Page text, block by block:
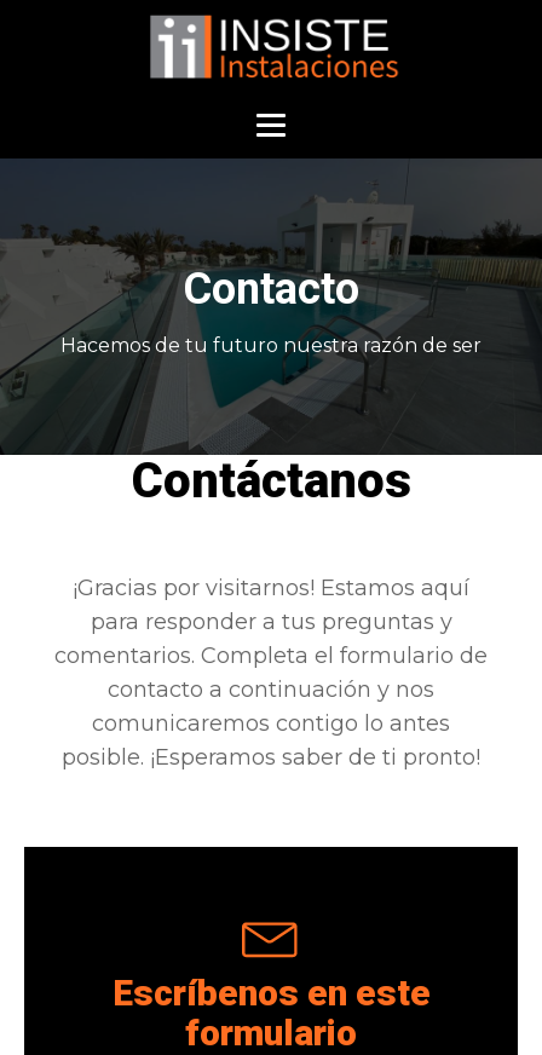
Contacto
Hacemos de tu futuro nuestra razón de ser
Contáctanos
¡Gracias por visitarnos! Estamos aquí
para responder a tus preguntas y
comentarios. Completa el formulario de
contacto a continuación y nos
comunicaremos contigo lo antes
posible. ¡Esperamos saber de ti pronto!
Escríbenos en este
formulario